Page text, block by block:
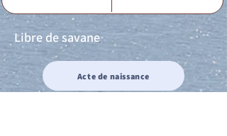
Libre de savane
Acte de naissance